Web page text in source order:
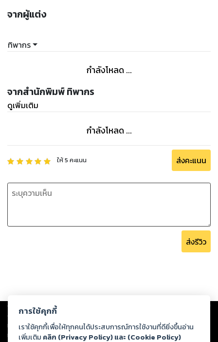
จากผู้แต่ง
ทิพากร
กำลังโหลด ...
จากสำนักพิมพ์ ทิพากร
ดูเพิ่มเติม
กำลังโหลด ...
ให้5 คะแนน ส่งคะแนน
ส่งรีวิว
Copyright © 2026
ต่อผลงานหรือเนื้อหาใดที่อัปโหลดผ่านเว็บไซต์และปรากฏว่าละเมิดสิทธิใน
ทรัพย์สินทางปัญญาของบุคคลอื่นหรือขัดต่อกฎหมายและศีลธรรม ดังนั้น ผู้อ่าน
ทุกท่านโปรดใช้วิจารณญาณในการกลั่นกรองด้วยตนเอง และหากท่านพบว่าส่วน
การใช้คุกกี้
เราใช้คุกกี้เพื่อให้ทุกคนได้ประสบการณ์การใช้งานที่ดียิ่งขึ้นอ่าน
เพิ่มเติม คลิก (Privacy Policy) และ (Cookie Policy)